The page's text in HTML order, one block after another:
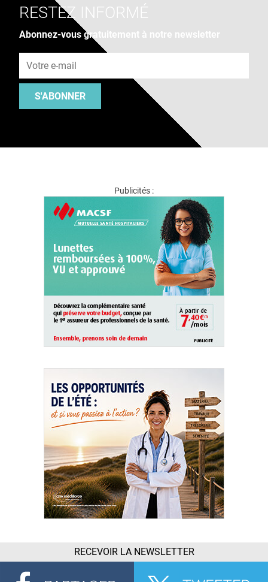
RESTEZ INFORMÉ
Abonnez-vous gratuitement à notre newsletter
S'ABONNER
Publicités :
RECEVOIR LA NEWSLETTER